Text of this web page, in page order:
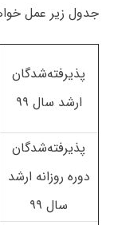
جدول زیر عمل
پذیرفته‌شدگان
ارشد سال ۹۹
پذیرفته‌شدگان
دوره روزانه ارشد
سال ۹۹